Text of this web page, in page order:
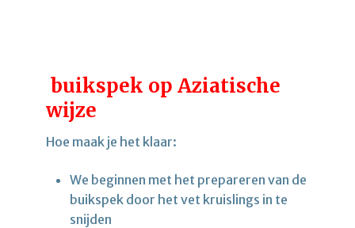
buikspek op Aziatische
wijze
Hoe maak je het klaar:
We beginnen met het prepareren van de
buikspek door het vet kruislings in te
snijden